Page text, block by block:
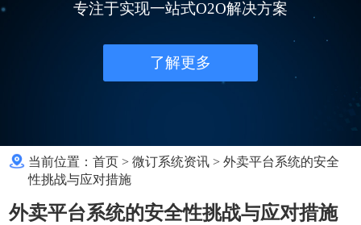
专注于实现一站式O2O解决方案
了解更多
当前位置：首页 >微订系统资讯 >外卖平台系统的安全
性挑战与应对措施
外卖平台系统的安全性挑战与应对措施